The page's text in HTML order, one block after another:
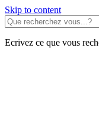
Skip to content
Ecrivez ce que vous